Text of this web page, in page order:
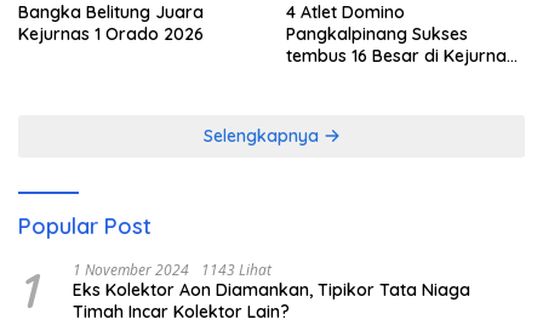
Bangka Belitung Juara
Kejurnas 1 Orado 2026
4 Atlet Domino
Pangkalpinang Sukses
tembus 16 Besar di Kejurnas
Selengkapnya
Popular Post
1 1 November 2024 1143 Lihat
Eks Kolektor Aon Diamankan, Tipikor Tata Niaga
Timah Incar Kolektor Lain?